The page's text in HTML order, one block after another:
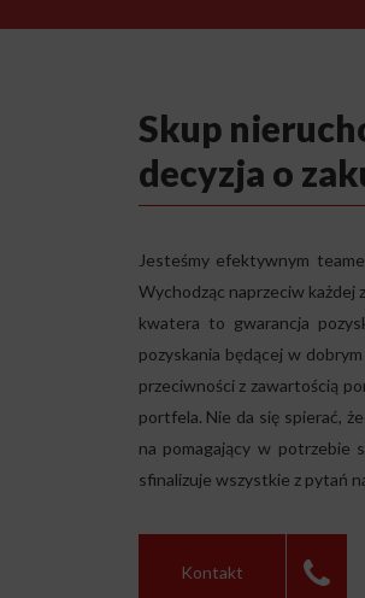
Skup
decyzja o
Jesteśmy efektywnym
Wychodząc naprzeciw każdej
kwatera to gwarancja
pozyskania będącej w
przeciwności z zawartością
portfela. Nie da się spierać,
na pomagający w potrzebie
sfinalizuje wszystkie z pytań
Kontakt